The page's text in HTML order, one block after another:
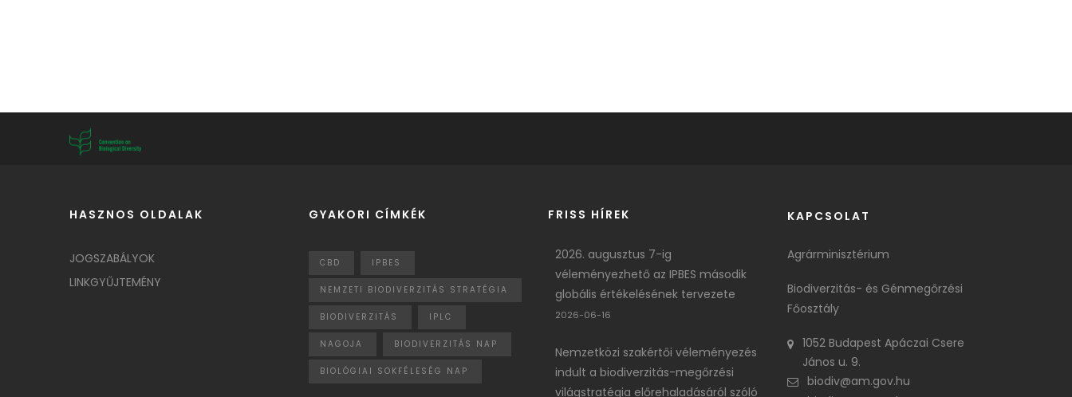
HASZNOS OLDALAK
JOGSZABÁLYOK
LINKGYŰJTEMÉNY
GYAKORI CÍMKÉK
CBD IPBES
NEMZETI BIODIVERZITÁS STRATÉGIA
BIODIVERZITÁS IPLC
NAGOJA BIODIVERZITÁS NAP
BIOLÓGIAI SOKFÉLESÉG NAP
FRISS HÍREK
2026. augusztus 7-ig
véleményezhető az IPBES második
globális értékelésének tervezete
2026-06-16
Nemzetközi szakértői véleményezés
indult a biodiverzitás-megőrzési
világstratégia előrehaladásáról szóló
KAPCSOLAT
Agrárminisztérium
Biodiverzitás- és Génmegőrzési
Főosztály
1052 Budapest Apáczai Csere
János u. 9.
biodiv@am.gov.hu